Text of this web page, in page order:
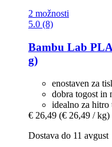
2 možnosti
5.0 (8)
Bambu Lab
g)
enostaven za
dobra togost in
idealno za hitro
€ 26,49 (€ 26,49 / kg)
Dostava do 11 avgust